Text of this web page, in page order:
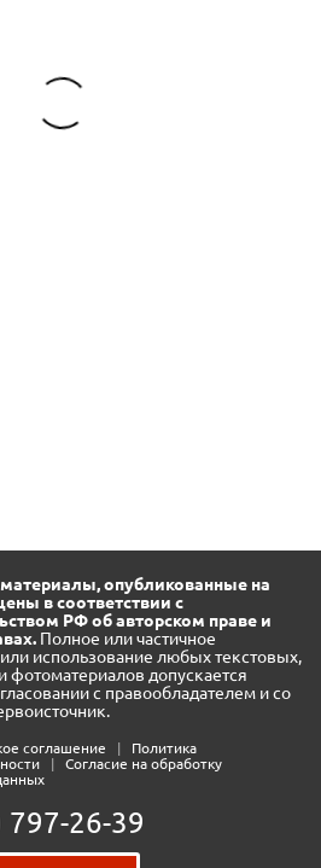
материалы, опубликованные на
в соответствии с
РФ об авторском праве и
Полное или частичное
использование любых текстовых,
фотоматериалов допускается
с правообладателем и со
соглашение |
Политика
|
Согласие на обработку
797-26-39